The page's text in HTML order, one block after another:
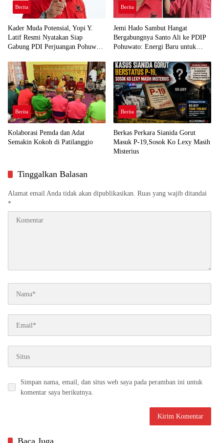
Berita
Kader Muda Potensial, Yopi Y.
Latif Resmi Nyatakan Siap
Gabung PDI Perjuangan Pohuwato
Berita
Jemi Hado Sambut Hangat
Bergabungnya Santo Ali ke PDIP
Pohuwato: Energi Baru untuk
Berita
Kolaborasi Pemda dan Adat
Semakin Kokoh di Patilanggio
Berita
Berkas Perkara Sianida Gorut
Masuk P-19,Sosok Ko Lexy Masih
Misterius
Tinggalkan Balasan
Alamat email Anda tidak akan dipublikasikan. Ruas yang wajib ditandai
*
Simpan nama, email, dan situs web saya pada peramban ini untuk
komentar saya berikutnya.